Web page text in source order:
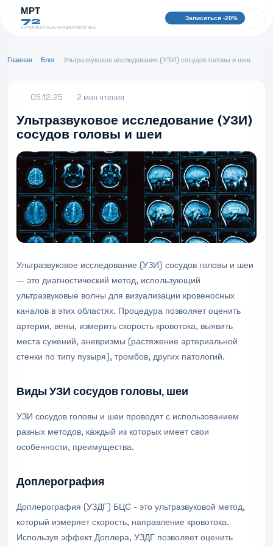
МРТ
72
ИНТЕЛЛЕКТУАЛЬНАЯ ДИАГНОСТИКА
Записаться -20%
Главная Блог Ультразвуковое исследование (УЗИ) сосудов головы и шеи
05.12.25 2 мин чтения
Ультразвуковое исследование (УЗИ)
сосудов головы и шеи
Ультразвуковое исследование (УЗИ) сосудов головы и шеи
— это диагностический метод, использующий
ультразвуковые волны для визуализации кровеносных
каналов в этих областях. Процедура позволяет оценить
артерии, вены, измерить скорость кровотока, выявить
места сужений, аневризмы (растяжение артериальной
стенки по типу пузыря), тромбов, других патологий.
Виды УЗИ сосудов головы, шеи
УЗИ сосудов головы и шеи проводят с использованием
разных методов, каждый из которых имеет свои
особенности, преимущества.
Доплерография
Доплерография (УЗДГ) БЦС - это ультразвуковой метод,
который измеряет скорость, направление кровотока.
Используя эффект Доплера, УЗДГ позволяет оценить